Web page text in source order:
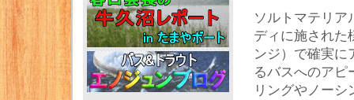
ソルトマテリア
ディに施された
ンジ）で確実に
るバスへのアピ
リングやノー